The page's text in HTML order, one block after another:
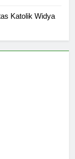
Katolik Widya